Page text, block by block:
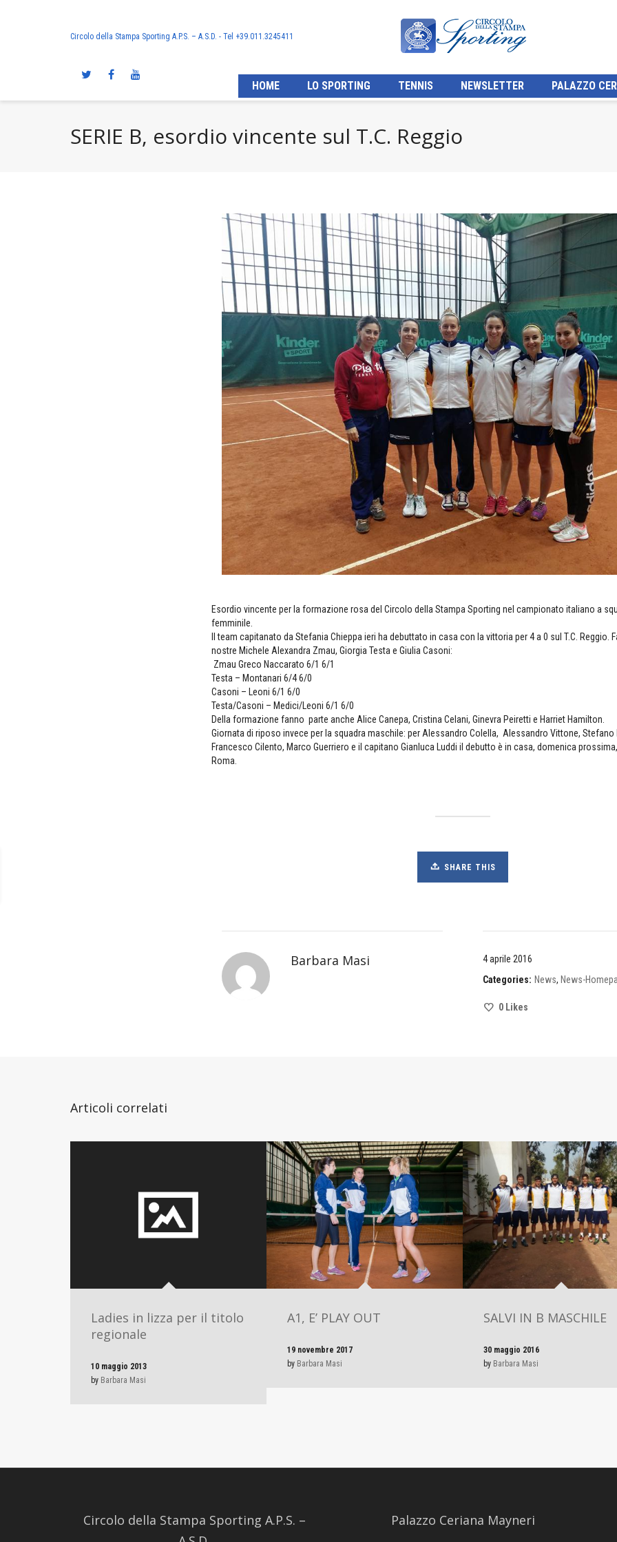
Circolo della Stampa Sporting A.P.S. – A.S.D. - Tel +39.011.3245411
HOME LO SPORTING TENNIS NEWSLETTER PALAZZO
SERIE B, esordio vincente sul T.C. Reggio
Esordio vincente per la formazione rosa del Circolo della Stampa Sporting nel campionato italiano a
femminile.
Il team capitanato da Stefania Chieppa ieri ha debuttato in casa con la vittoria per 4 a 0 sul T.C. Reggio.
nostre Michele Alexandra Zmau, Giorgia Testa e Giulia Casoni:
Zmau Greco Naccarato 6/1 6/1
Testa – Montanari 6/4 6/0
Casoni – Leoni 6/1 6/0
Testa/Casoni – Medici/Leoni 6/1 6/0
Della formazione fanno parte anche Alice Canepa, Cristina Celani, Ginevra Peiretti e Harriet Hamilton.
Giornata di riposo invece per la squadra maschile: per Alessandro Colella, Alessandro Vittone, Stefano
Francesco Cilento, Marco Guerriero e il capitano Gianluca Luddi il debutto è in casa, domenica
Roma.
SHARE THIS
Barbara Masi
4 aprile 2016
Categories: News, News-
0Likes
Articoli correlati
Ladies in lizza per il titolo
regionale
10 maggio 2013
by Barbara Masi
A1, E’ PLAY OUT
19 novembre 2017
by Barbara Masi
SALVI IN B MASCHILE
30 maggio 2016
by Barbara Masi
Circolo della Stampa Sporting A.P.S. –
Palazzo Ceriana Mayneri